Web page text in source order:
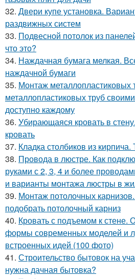
32. Двери купе установка.
раздвижных систем
33. Подвесной потолок из
что это?
34. Наждачная бумага мелкая.
наждачной бумаги
35. Монтаж металлопластиковых
металлопластиковых труб
доступно каждому
36. Убирающаяся кровать в
кровать
37. Кладка столбиков из
38. Провода в люстре. Как
руками с 2, 3, 4 и более
и варианты монтажа люстры в
39. Монтаж потолочных
подобрать потолочный карниз
40. Кровать с подъемом к стене.
формы современных моделей и
встроенных идей (100 фото)
41. Строительство бытовок на
нужна дачная бытовка?